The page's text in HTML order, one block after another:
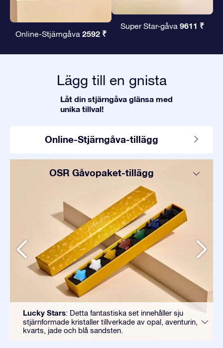
Online-Stjärngåva 2592 ₹
Super Star-gåva 9611 ₹
Lägg till en gnista
Låt din stjärngåva glänsa med
unika tillval!
Online-Stjärngåva-tillägg
OSR Gåvopaket-tillägg
Lucky Stars: Detta fantastiska set innehåller sju
stjärnformade kristaller tillverkade av opal, aventurin,
kvarts, jade och blå sandsten.